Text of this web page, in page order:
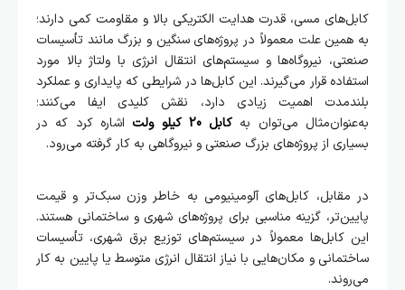
کابل‌های مسی، قدرت هدایت الکتریکی بالا و مقاومت کمی دارند؛
به همین علت معمولاً در پروژه‌های سنگین و بزرگ مانند تأسیسات
صنعتی، نیروگاه‌ها و سیستم‌های انتقال انرژی با ولتاژ بالا مورد
استفاده قرار می‌گیرند. این کابل‌ها در شرایطی که پایداری و عملکرد
بلندمدت اهمیت زیادی دارد، نقش کلیدی ایفا می‌کنند؛
به‌عنوان‌مثال می‌توان به کابل 20 کیلو ولت
اشاره کرد که در
بسیاری از پروژه‌های بزرگ صنعتی و نیروگاهی به کار گرفته می‌رود.
در مقابل، کابل‌های آلومینیومی به خاطر وزن سبک‌تر و قیمت
پایین‌تر، گزینه‌ مناسبی برای پروژه‌های شهری و ساختمانی هستند.
این کابل‌ها معمولاً در سیستم‌های توزیع برق شهری، تأسیسات
ساختمانی و مکان‌هایی با نیاز انتقال انرژی متوسط یا پایین به کار
می‌روند.